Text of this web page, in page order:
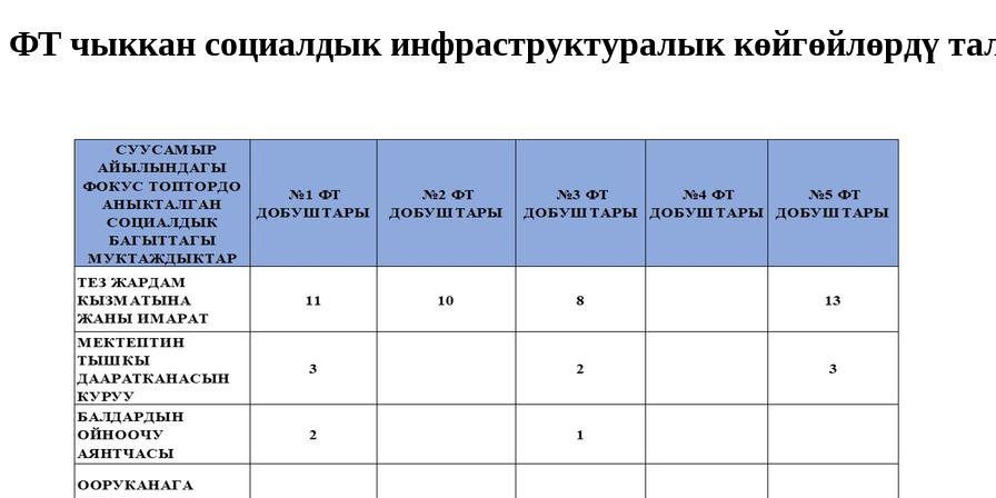
ФТ чыккан социалдык инфраструктуралык көйгөйлөрдү